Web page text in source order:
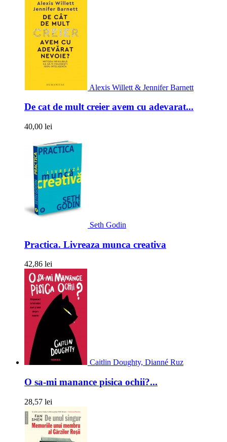
Alexis Willett & Jennifer Barnett
De cat de mult creier avem cu adevarat...
40,00 lei
Seth Godin
Practica. Livreaza munca creativa
42,86 lei
Caitlin Doughty, Dianné Ruz
O sa-mi manance pisica ochii?...
28,57 lei